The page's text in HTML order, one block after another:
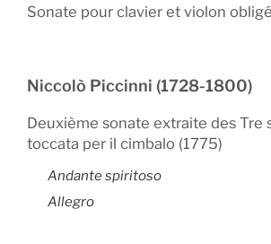
Sonate pour clavier et violon
Niccolò Piccinni (1728-1800)
Deuxième sonate extraite des Tre
toccata per il cimbalo (1775)
Andante spiritoso
Allegro